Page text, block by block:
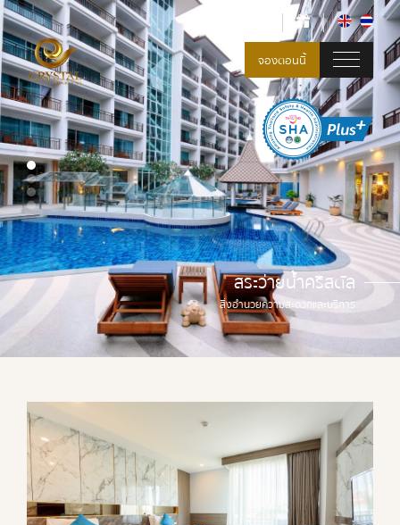
จองตอนนี้
สระว่ายน้ำคริสตัล
สิ่งอำนวยความสะดวกและบริการ
สระว่ายน้ำคริสตัล
สิ่งอำนวยความสะดวกและบริการ